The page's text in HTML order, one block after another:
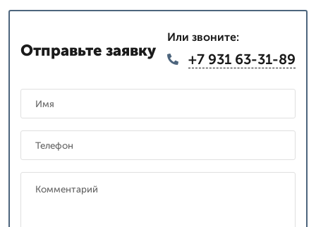
Отправьте заявку
Или звоните:
+7 931 63-31-89